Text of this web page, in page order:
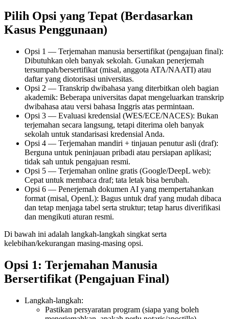
Pilih Opsi yang Tepat (Berdasarkan
Kasus Penggunaan)
Opsi 1 — Terjemahan manusia bersertifikat (pengajuan final):
Dibutuhkan oleh banyak sekolah. Gunakan penerjemah
tersumpah/bersertifikat (misal, anggota ATA/NAATI) atau
daftar yang diotorisasi universitas.
Opsi 2 — Transkrip dwibahasa yang diterbitkan oleh bagian
akademik: Beberapa universitas dapat mengeluarkan transkrip
dwibahasa atau versi bahasa Inggris atas permintaan.
Opsi 3 — Evaluasi kredensial (WES/ECE/NACES): Bukan
terjemahan secara langsung, tetapi diterima oleh banyak
sekolah untuk standarisasi kredensial Anda.
Opsi 4 — Terjemahan mandiri + tinjauan penutur asli (draf):
Berguna untuk peninjauan pribadi atau persiapan aplikasi;
tidak sah untuk pengajuan resmi.
Opsi 5 — Terjemahan online gratis (Google/DeepL web):
Cepat untuk membaca draf; tata letak bisa berubah.
Opsi 6 — Penerjemah dokumen AI yang mempertahankan
format (misal, OpenL): Bagus untuk draf yang mudah dibaca
dan tetap menjaga tabel serta struktur; tetap harus diverifikasi
dan mengikuti aturan resmi.
Di bawah ini adalah langkah-langkah singkat serta
kelebihan/kekurangan masing-masing opsi.
Opsi 1: Terjemahan Manusia
Bersertifikat (Pengajuan Final)
Langkah-langkah:
Pastikan persyaratan program (siapa yang boleh